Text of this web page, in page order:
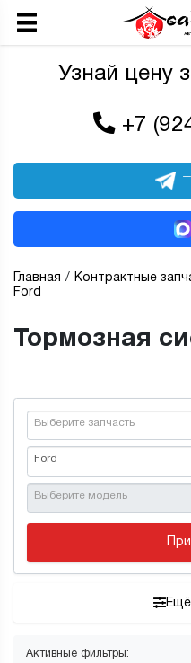
Узнай цену
+7
Главная Контрактные
Ford
Тормозная
Выберите запчасть
Ford
Выберите модель
Активные фильтры: